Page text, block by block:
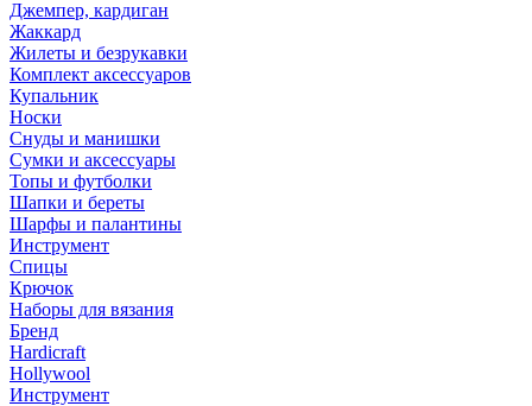
Джемпер, кардиган
Жаккард
Жилеты и безрукавки
Комплект аксессуаров
Купальник
Носки
Снуды и манишки
Сумки и аксессуары
Топы и футболки
Шапки и береты
Шарфы и палантины
Инструмент
Спицы
Крючок
Наборы для вязания
Бренд
Hardicraft
Hollywool
Инструмент